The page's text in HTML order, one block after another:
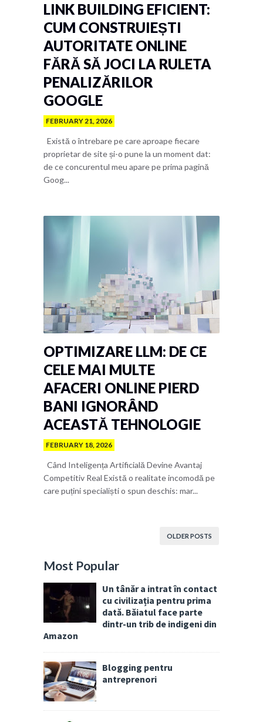
LINK BUILDING EFICIENT:
CUM CONSTRUIEȘTI
AUTORITATE ONLINE
FĂRĂ SĂ JOCI LA RULETA
PENALIZĂRILOR
GOOGLE
FEBRUARY 21, 2026
Există o întrebare pe care aproape fiecare
proprietar de site și-o pune la un moment dat:
de ce concurentul meu apare pe prima pagină
Goog...
OPTIMIZARE LLM: DE CE
CELE MAI MULTE
AFACERI ONLINE PIERD
BANI IGNORÂND
ACEASTĂ TEHNOLOGIE
FEBRUARY 18, 2026
Când Inteligența Artificială Devine Avantaj
Competitiv Real Există o realitate incomodă pe
care puțini specialiști o spun deschis: mar...
OLDER POSTS
Most Popular
Un tânăr a intrat în contact
cu civilizația pentru prima
dată. Băiatul face parte
dintr-un trib de indigeni din
Amazon
Blogging pentru
antreprenori